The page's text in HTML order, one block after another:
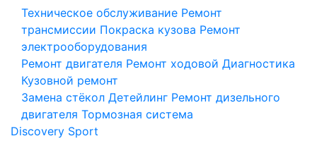
Техническое обслуживание Ремонт
трансмиссии Покраска кузова Ремонт
электрооборудования
Ремонт двигателя Ремонт ходовой Диагностика
Кузовной ремонт
Замена стёкол Детейлинг Ремонт дизельного
двигателя Тормозная система
Discovery Sport